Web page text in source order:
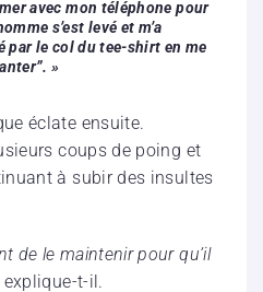
avec mon téléphone pour
s’est levé et m’a
par le col du tee-shirt en me
»
éclate ensuite.
coups de poing et
à subir des insultes
de le maintenir pour qu’il
explique-t-il.